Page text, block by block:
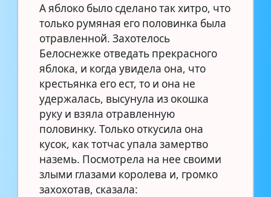
А яблоко было сделано так хитро, что
только румяная его половинка была
отравленной. Захотелось
Белоснежке отведать прекрасного
яблока, и когда увидела она, что
крестьянка его ест, то и она не
удержалась, высунула из окошка
руку и взяла отравленную
половинку. Только откусила она
кусок, как тотчас упала замертво
наземь. Посмотрела на нее своими
злыми глазами королева и, громко
захохотав, сказала: